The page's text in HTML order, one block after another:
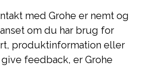
med Grohe er nemt og
om du har brug for
produktinformation eller
feedback, er Grohe